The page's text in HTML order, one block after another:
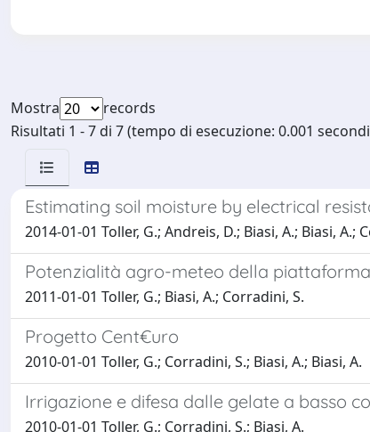
Mostra
records
Risultati 1 - 7 di 7 (tempo di esecuzione: 0.001
Estimating soil moisture by electrical
2014-01-01 Toller, G.; Andreis, D.; Biasi, A.; Biasi,
Potenzialità agro-meteo della
2011-01-01 Toller, G.; Biasi, A.; Corradini, S.
Progetto Cent€uro
2010-01-01 Toller, G.; Corradini, S.; Biasi, A.; Biasi, A.
Irrigazione e difesa dalle gelate a basso
2010-01-01 Toller, G.; Corradini, S.; Biasi, A.